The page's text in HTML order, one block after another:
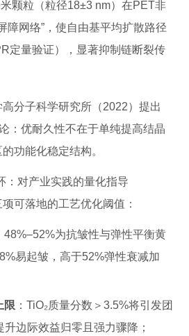
颗粒（粒径18±3 nm）在PET非
障网络”，使自由基平均扩散路径
定量验证），显著抑制链断裂传
分子科学研究所（2022）提出
：优耐久性不在于单纯提高结晶
功能化稳定结构。
：对产业实践的量化指导
可落地的工艺优化阈值：
48%–52%为抗皱性与弹性平衡黄
易起皱，高于52%弹性衰减加
限 ：TiO₂质量分数＞3.5%将引发团
边际效益归零且强力骤降；